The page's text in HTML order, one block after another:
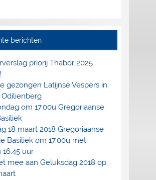
berichten
priorij Thabor 2025
gezongen Latijnse Vespers in
Odilienberg
om 17.00u Gregoriaanse
18 maart 2018 Gregoriaanse
Basiliek om 17.00u met
uur
mee aan Geluksdag 2018 op